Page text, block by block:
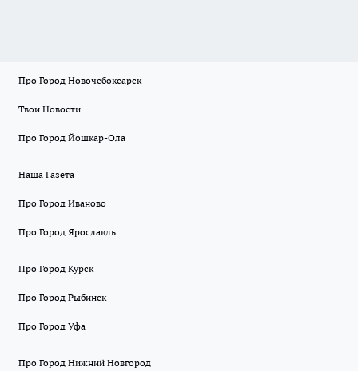
Про Город Новочебоксарск
Твои Новости
Про Город Йошкар-Ола
Наша Газета
Про Город Иваново
Про Город Ярославль
Про Город Курск
Про Город Рыбинск
Про Город Уфа
Про Город Нижний Новгород